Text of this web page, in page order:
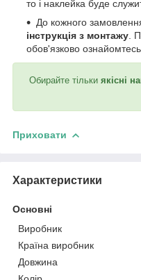
то і наклейка буде
До кожного
інструкція з монтажу .
обов'язково
Обирайте тільки якісні
Приховати
Характеристики
Основні
Виробник
Країна виробник
Довжина